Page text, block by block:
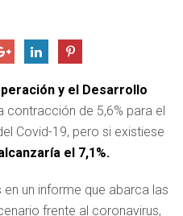
y el Desarrollo
contracción de 5,6% para el
Covid-19, pero si existiese
el 7,1%.
un informe que abarca las
frente al coronavirus,